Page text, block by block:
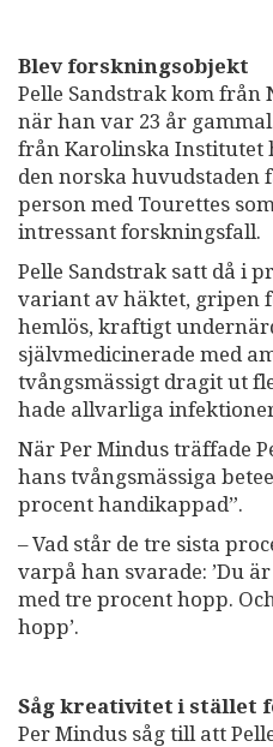
Blev forskningsobjekt
Pelle Sandstrak kom från
när han var 23 år
från Karolinska Institutet
den norska huvudstaden
person med Tourettes
intressant forskningsfall.
Pelle Sandstrak satt då i
variant av häktet, gripen
hemlös, kraftigt
självmedicinerade med
tvångsmässigt dragit ut
hade allvarliga
När Per Mindus träffade
hans tvångsmässiga
procent handikappad”.
– Vad står de tre sista
varpå han svarade: ’Du
med tre procent hopp.
hopp’.
Såg kreativitet i stället
Per Mindus såg till att